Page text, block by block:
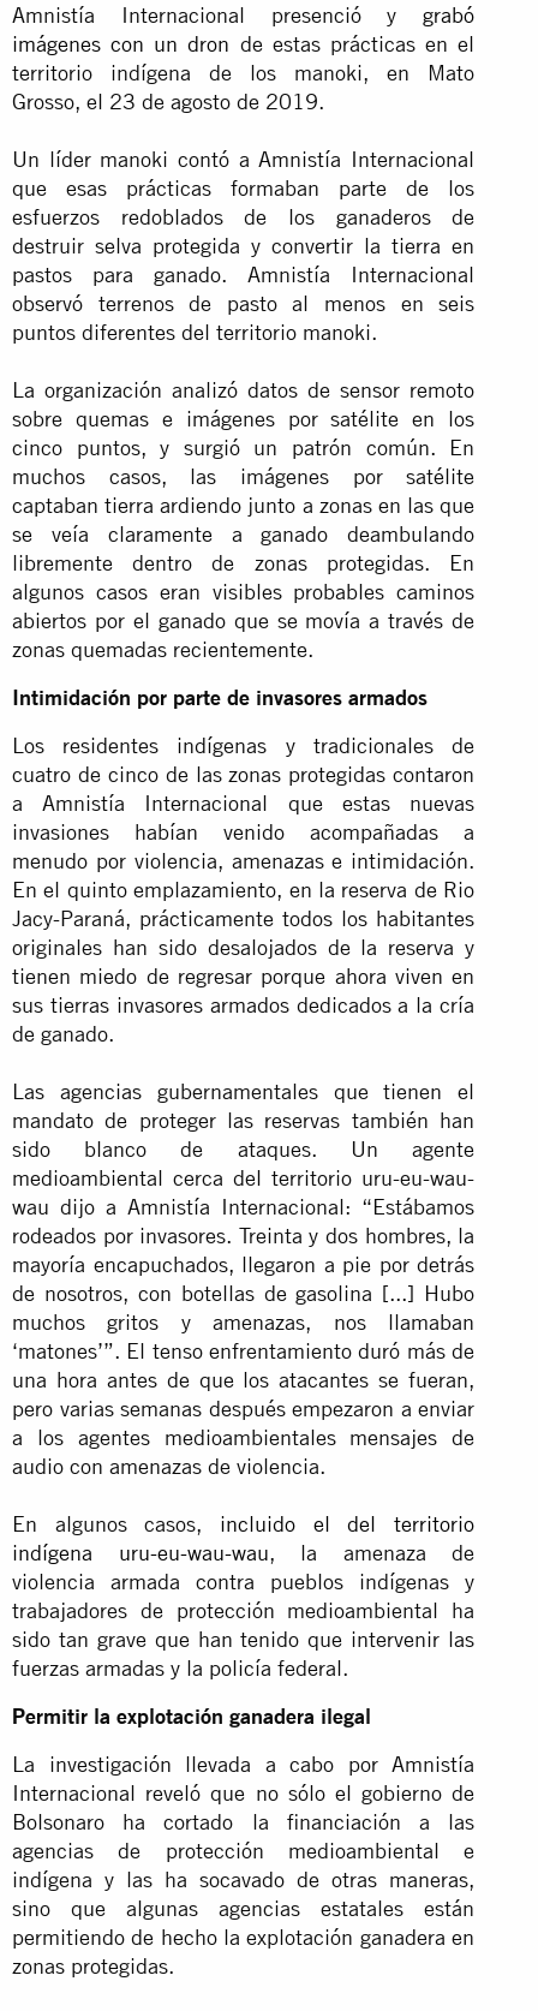
Amnistía Internacional presenció ygrabó
imágenes con un dron de estas prácticas en el
territorio indígena de los manoki, en Mato
Grosso, el 23 de agosto de 2019.
Un líder manoki contó a Amnistía Internacional
que esas prácticas formaban parte de los
esfuerzos redoblados de los ganaderos de
destruir selva protegida y convertir la tierra en
pastos para ganado. Amnistía Internacional
observó terrenos de pasto al menos en seis
puntos diferentes del territorio manoki.
La organización analizó datos de sensor remoto
sobre quemas e imágenes por satélite en los
cinco puntos, y surgió un patrón común. En
muchos casos, las imágenes por satélite
captaban tierra ardiendo junto a zonas en las que
se veía claramente a ganado deambulando
libremente dentro de zonas protegidas. En
algunos casos eran visibles probables caminos
abiertos por el ganado que se movía a través de
zonas quemadas recientemente.
Intimidación por parte de invasores armados
Los residentes indígenas y tradicionales de
cuatro de cinco de las zonas protegidas contaron
a Amnistía Internacional que estas nuevas
invasiones habían venido acompañadas a
menudo por violencia, amenazas e intimidación.
En el quinto emplazamiento, en la reserva de Rio
Jacy-Paraná, prácticamente todos los habitantes
originales han sido desalojados de la reserva y
tienen miedo de regresar porque ahora viven en
sus tierras invasores armados dedicados a la cría
de ganado.
Las agencias gubernamentales que tienen el
mandato de proteger las reservas también han
sido blanco de ataques. Un agente
medioambiental cerca del territorio uru-eu-wau-
wau dijo a Amnistía Internacional: “Estábamos
rodeados por invasores. Treinta y dos hombres, la
mayoría encapuchados, llegaron a pie por detrás
de nosotros, con botellas de gasolina [...] Hubo
muchos gritos y amenazas, nos llamaban
‘matones’”. El tenso enfrentamiento duró más de
una hora antes de que los atacantes se fueran,
pero varias semanas después empezaron a enviar
a los agentes medioambientales mensajes de
audio con amenazas de violencia.
En algunos casos, incluido el del territorio
indígena uru-eu-wau-wau, la amenaza de
violencia armada contra pueblos indígenas y
trabajadores de protección medioambiental ha
sido tan grave que han tenido que intervenir las
fuerzas armadas y la policía federal.
Permitir la explotación ganadera ilegal
La investigación llevada a cabo por Amnistía
Internacional reveló que no sólo el gobierno de
Bolsonaro ha cortado la financiación a las
agencias de protección medioambiental e
indígena y las ha socavado de otras maneras,
sino que algunas agencias estatales están
permitiendo de hecho la explotación ganadera en
zonas protegidas.